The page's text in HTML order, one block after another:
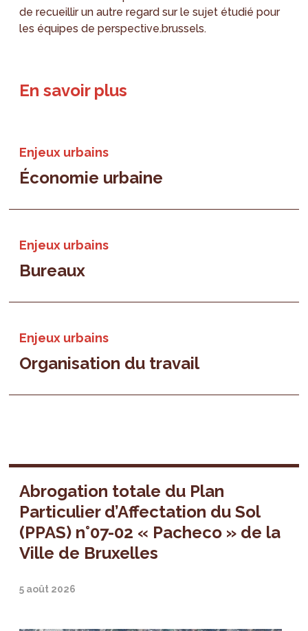
de recueillir un autre regard sur le sujet étudié pour
les équipes de perspective.brussels.
En savoir plus
Enjeux urbains
Économie urbaine
Enjeux urbains
Bureaux
Enjeux urbains
Organisation du travail
Abrogation totale du Plan
Particulier d’Affectation du Sol
(PPAS) n°07-02 « Pacheco » de la
Ville de Bruxelles
5 août 2026